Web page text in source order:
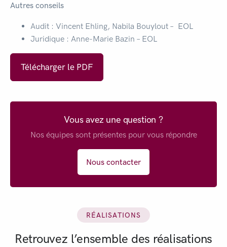
Autres conseils
Audit : Vincent Ehling, Nabila Bouylout – EOL
Juridique : Anne-Marie Bazin – EOL
Télécharger le PDF
Vous avez une question ?
Nos équipes sont présentes pour vous répondre
Nous contacter
RÉALISATIONS
Retrouvez l’ensemble des réalisations